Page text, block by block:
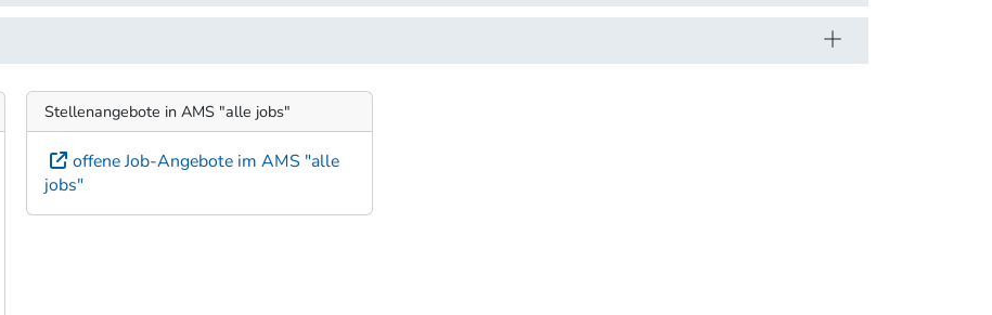
Stellenangebote in AMS "alle jobs"
offene Job-Angebote im AMS "alle
jobs"